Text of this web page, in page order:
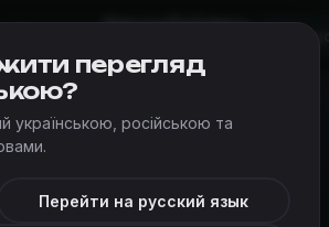
КвестыДобавить
отзывов) 0 квестов
перегляд
українською, російською та
Перейти на русский язык